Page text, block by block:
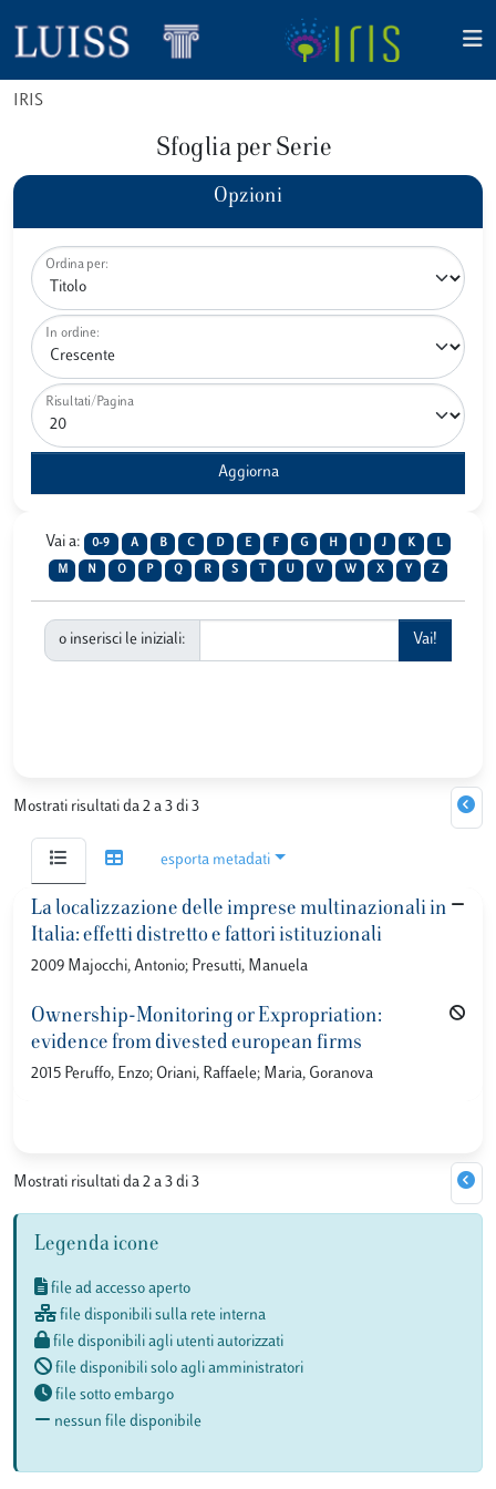
IRIS
Sfoglia per Serie
Opzioni
Ordina per:
In ordine:
Risultati/Pagina
Vai a: 0-9 A B C D E F G H J K L
M N O P Q R S U V W X Y Z
o inserisci le iniziali:
Mostrati risultati da 2 a 3 di 3
esporta metadati
La localizzazione delle imprese multinazionali in
Italia: effetti distretto e fattori istituzionali
2009 Majocchi, Antonio; Presutti, Manuela
Ownership-Monitoring or Expropriation:
evidence from divested european firms
2015 Peruffo, Enzo; Oriani, Raffaele; Maria, Goranova
Mostrati risultati da 2 a 3 di 3
Legenda icone
file ad accesso aperto
file disponibili sulla rete interna
file disponibili agli utenti autorizzati
file disponibili solo agli amministratori
file sotto embargo
nessun file disponibile